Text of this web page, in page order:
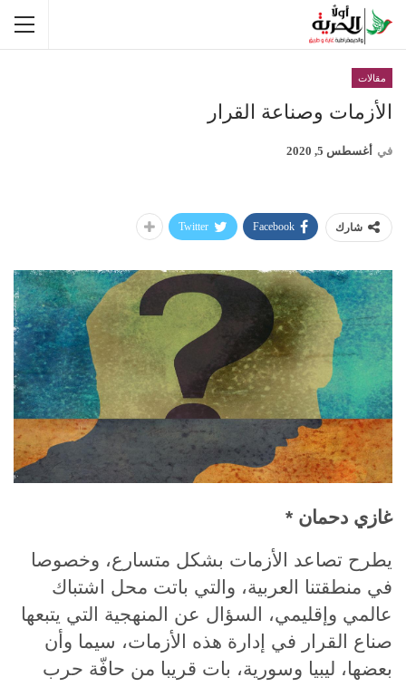
مقالات
الأزمات وصناعة القرار
في أغسطس 5, 2020
شارك Facebook
Twitter
غازي دحمان *
يطرح تصاعد الأزمات بشكل متسارع، وخصوصا
في منطقتنا العربية، والتي باتت محل اشتباك
عالمي وإقليمي، السؤال عن المنهجية التي يتبعها
صناع القرار في إدارة هذه الأزمات، سيما وأن
بعضها، ليبيا وسورية، بات قريبا من حافّة حرب